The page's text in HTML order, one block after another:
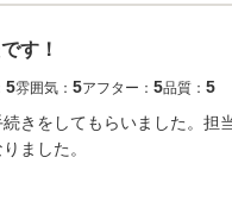
す！
5雰囲気： 5アフター： 5品質： 5
きをしてもらいました。担
ました。